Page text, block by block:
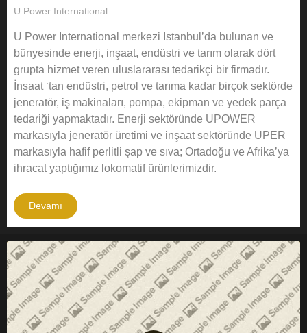
U Power International
U Power International merkezi Istanbul’da bulunan ve
bünyesinde enerji, inşaat, endüstri ve tarım olarak dört
grupta hizmet veren uluslararası tedarikçi bir firmadır.
İnsaat ‘tan endüstri, petrol ve tarıma kadar birçok sektörde
jeneratör, iş makinaları, pompa, ekipman ve yedek parça
tedariği yapmaktadır. Enerji sektöründe UPOWER
markasıyla jeneratör üretimi ve inşaat sektöründe UPER
markasıyla hafif perlitli şap ve sıva; Ortadoğu ve Afrika’ya
ihracat yaptığımız lokomatif ürünlerimizdir.
Devamı